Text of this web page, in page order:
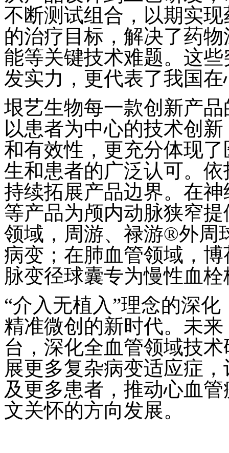
不断测试组合，以期实
的治疗目标，解决了药
能等关键技术难题。这
发实力，更代表了我国
垠艺生物每一款创新产
以患者为中心的技术创
和有效性，更充分体现
生和患者的广泛认可。
持续拓展产品边界。在
等产品为颅内动脉狭窄
领域，周游、禄游®外周
病变；在肺血管领域，
脉变径球囊专为慢性血
“介入无植入”理念的深
精准微创的新时代。未
台，深化全血管领域技
展更多复杂病变适应症
及更多患者，推动心血
文关怀的方向发展。